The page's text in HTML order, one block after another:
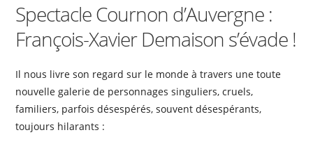
Spectacle Cournon d’Auvergne :
François-Xavier Demaison s’évade !
Il nous livre son regard sur le monde à travers une toute
nouvelle galerie de personnages singuliers, cruels,
familiers, parfois désespérés, souvent désespérants,
toujours hilarants :